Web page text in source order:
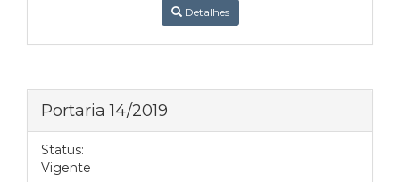
Detalhes
Portaria 14/2019
Status:
Vigente